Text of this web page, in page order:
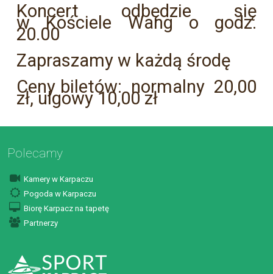
Koncert odbędzie się
w Kościele Wang o godz.
20.00
Zapraszamy w każdą środę
Ceny biletów: normalny 20,00
zł, ulgowy 10,00 zł
Polecamy
Kamery w Karpaczu
Pogoda w Karpaczu
Biorę Karpacz na tapetę
Partnerzy